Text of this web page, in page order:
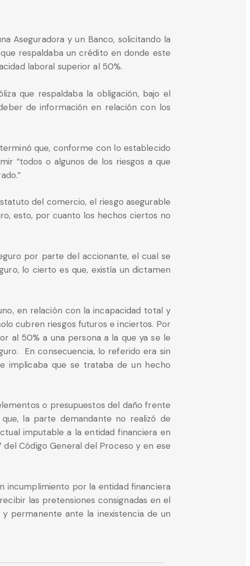
Aseguradora y un Banco, solicitando la
respaldaba un crédito en donde este
laboral superior al 50%.
que respaldaba la obligación, bajo el
de información en relación con los
que, conforme con lo establecido
“todos o algunos de los riesgos a que
del comercio, el riesgo asegurable
esto, por cuanto los hechos ciertos no
por parte del accionante, el cual se
lo cierto es que, existía un dictamen
en relación con la incapacidad total y
cubren riesgos futuros e inciertos. Por
al 50% a una persona a la que ya se le
En consecuencia, lo referido era sin
implicaba que se trataba de un hecho
o presupuestos del daño frente
la parte demandante no realizó de
imputable a la entidad financiera en
Código General del Proceso y en ese
incumplimiento por la entidad financiera
las pretensiones consignadas en el
permanente ante la inexistencia de un